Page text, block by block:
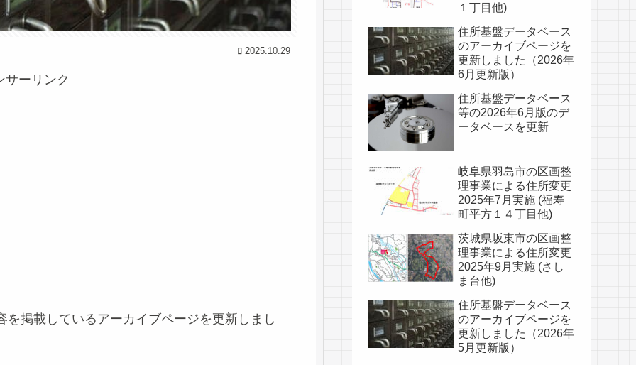
2025.10.29
サーリンク
掲載しているアーカイブページを更新しまし
１丁目他)
住所基盤データベース
のアーカイブページを
更新しました（2026年
6月更新版）
住所基盤データベース
等の2026年6月版のデ
ータベースを更新
岐阜県羽島市の区画整
理事業による住所変更
2025年7月実施 (福寿
町平方１４丁目他)
茨城県坂東市の区画整
理事業による住所変更
2025年9月実施 (さし
ま台他)
住所基盤データベース
のアーカイブページを
更新しました（2026年
5月更新版）